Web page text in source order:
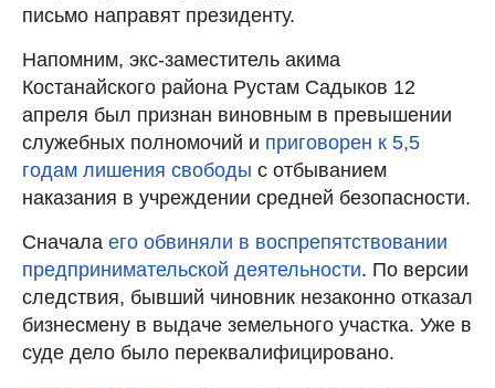
письмо направят президенту.
Напомним, экс-заместитель акима
Костанайского района Рустам Садыков 12
апреля был признан виновным в превышении
служебных полномочий и приговорен к 5,5
годам лишения свободы с отбыванием
наказания в учреждении средней безопасности.
Сначала его обвиняли в воспрепятствовании
предпринимательской деятельности. По версии
следствия, бывший чиновник незаконно отказал
бизнесмену в выдаче земельного участка. Уже в
суде дело было переквалифицировано.